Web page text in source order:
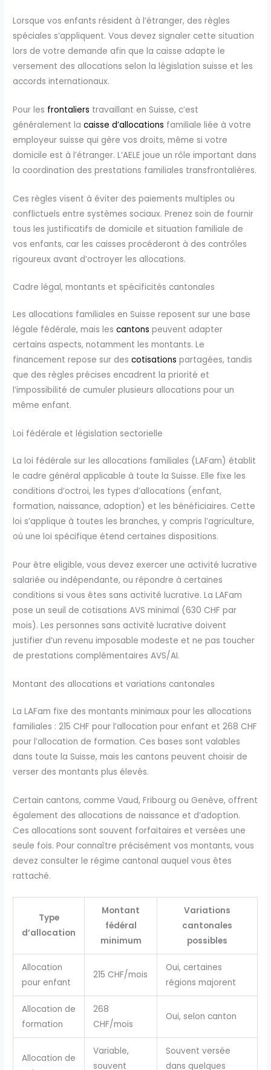
Lorsque vos enfants résident à l’étranger, des règles
spéciales s’appliquent. Vous devez signaler cette situation
lors de votre demande afin que la caisse adapte le
versement des allocations selon la législation suisse et les
accords internationaux.
Pour les frontaliers travaillant en Suisse, c’est
généralement lacaisse d’allocations familiale liée à votre
employeur suisse qui gère vos droits, même si votre
domicile est à l’étranger. L’AELE joue un rôle important dans
la coordination des prestations familiales transfrontalières.
Ces règles visent à éviter des paiements multiples ou
conflictuels entre systèmes sociaux. Prenez soin de fournir
tous les justificatifs de domicile et situation familiale de
vos enfants, car les caisses procéderont à des contrôles
rigoureux avant d’octroyer les allocations.
Cadre légal, montants et spécificités cantonales
Les allocations familiales en Suisse reposent sur une base
légale fédérale, mais lescantons peuvent adapter
certains aspects, notamment les montants. Le
financement repose sur descotisations partagées, tandis
que des règles précises encadrent la priorité et
l’impossibilité de cumuler plusieurs allocations pour un
même enfant.
Loi fédérale et législation sectorielle
La loi fédérale sur les allocations familiales (LAFam) établit
le cadre général applicable à toute la Suisse. Elle fixe les
conditions d’octroi, les types d’allocations (enfant,
formation, naissance, adoption) et les bénéficiaires. Cette
loi s’applique à toutes les branches, y compris l’agriculture,
où une loi spécifique étend certaines dispositions.
Pour être eligible, vous devez exercer une activité lucrative
salariée ou indépendante, ou répondre à certaines
conditions si vous êtes sans activité lucrative. La LAFam
pose un seuil de cotisations AVS minimal (630 CHF par
mois). Les personnes sans activité lucrative doivent
justifier d’un revenu imposable modeste et ne pas toucher
de prestations complémentaires AVS/AI.
Montant des allocations et variations cantonales
La LAFam fixe des montants minimaux pour les allocations
familiales : 215 CHF pour l’allocation pour enfant et 268 CHF
pour l’allocation de formation. Ces bases sont valables
dans toute la Suisse, mais les cantons peuvent choisir de
verser des montants plus élevés.
Certain cantons, comme Vaud, Fribourg ou Genève, offrent
également des allocations de naissance et d’adoption.
Ces allocations sont souvent forfaitaires et versées une
seule fois. Pour connaître précisément vos montants, vous
devez consulter le régime cantonal auquel vous êtes
rattaché.
Type
d’allocation
Montant
fédéral
minimum
Variations
cantonales
possibles
Allocation
pour enfant
215 CHF/mois
Oui, certaines
régions majorent
Allocation de
formation
268
CHF/mois
Oui, selon canton
Allocation de
Variable,
souvent
Souvent versée
dans quelques